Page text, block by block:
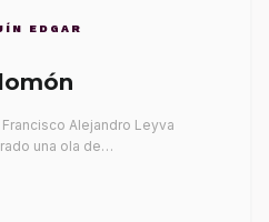
EDGAR
Alejandro Leyva
una ola de…